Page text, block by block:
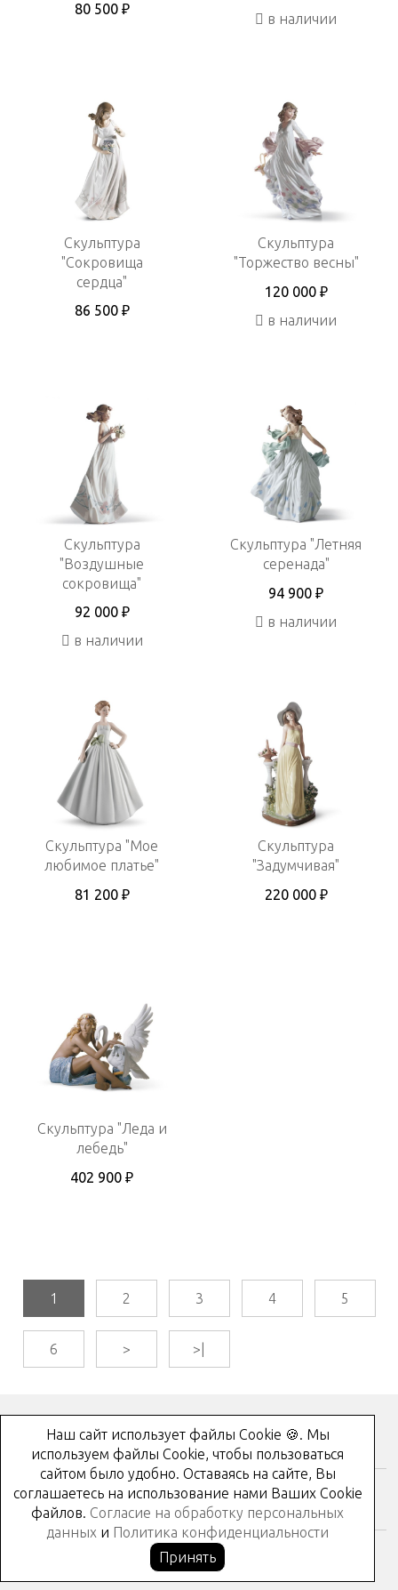
80 500 ₽
в наличии
Скульптура
"Сокровища
сердца"
86 500 ₽
Скульптура
"Торжество весны"
120 000 ₽
в наличии
Скульптура
"Воздушные
сокровища"
92 000 ₽
в наличии
Скульптура "Летняя
серенада"
94 900 ₽
в наличии
Скульптура "Мое
любимое платье"
81 200 ₽
Скульптура
"Задумчивая"
220 000 ₽
Скульптура "Леда и
лебедь"
402 900 ₽
1 2 3 4 5
6 > >|
Как купить?
Контакты
Наш сайт использует файлы Cookie 🍪. Мы
используем файлы Cookie, чтобы пользоваться
сайтом было удобно. Оставаясь на сайте, Вы
соглашаетесь на использование нами Ваших Cookie
файлов. Согласие на обработку персональных
данных и Политика конфиденциальности
Принять